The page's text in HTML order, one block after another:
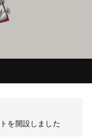
を開設しました